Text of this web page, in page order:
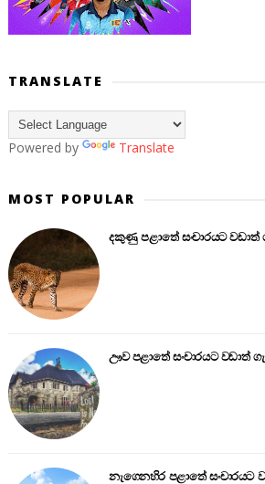
TRANSLATE
Powered by Translate
MOST POPULAR
දකුණු පළාතේ සංචාරයට වඩාත්
ඌව පළාතේ සංචාරයට වඩාත්
නැගෙනහිර පළාතේ සංචාරයට